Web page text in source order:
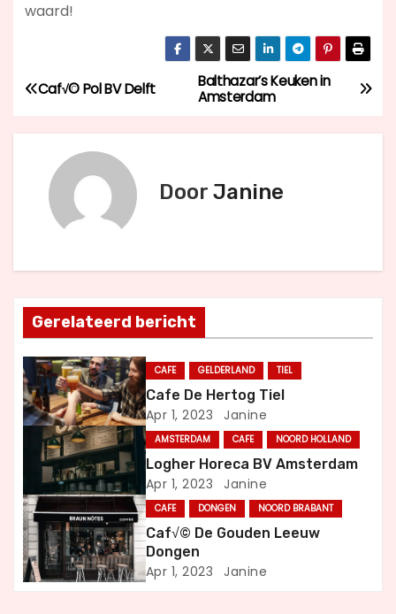
waard!
B
e
h
t
n
a
v
g
a
t
Balthazar’s Keuken in
Amsterdam
Caf√© Pol BV Delft
Door Janine
Gerelateerd bericht
CAFE GELDERLAND TIEL
Cafe De Hertog Tiel
Apr 1, 2023 Janine
AMSTERDAM CAFE NOORD HOLLAND
Logher Horeca BV Amsterdam
Apr 1, 2023 Janine
CAFE DONGEN NOORD BRABANT
Caf√© De Gouden Leeuw
Dongen
Apr 1, 2023 Janine